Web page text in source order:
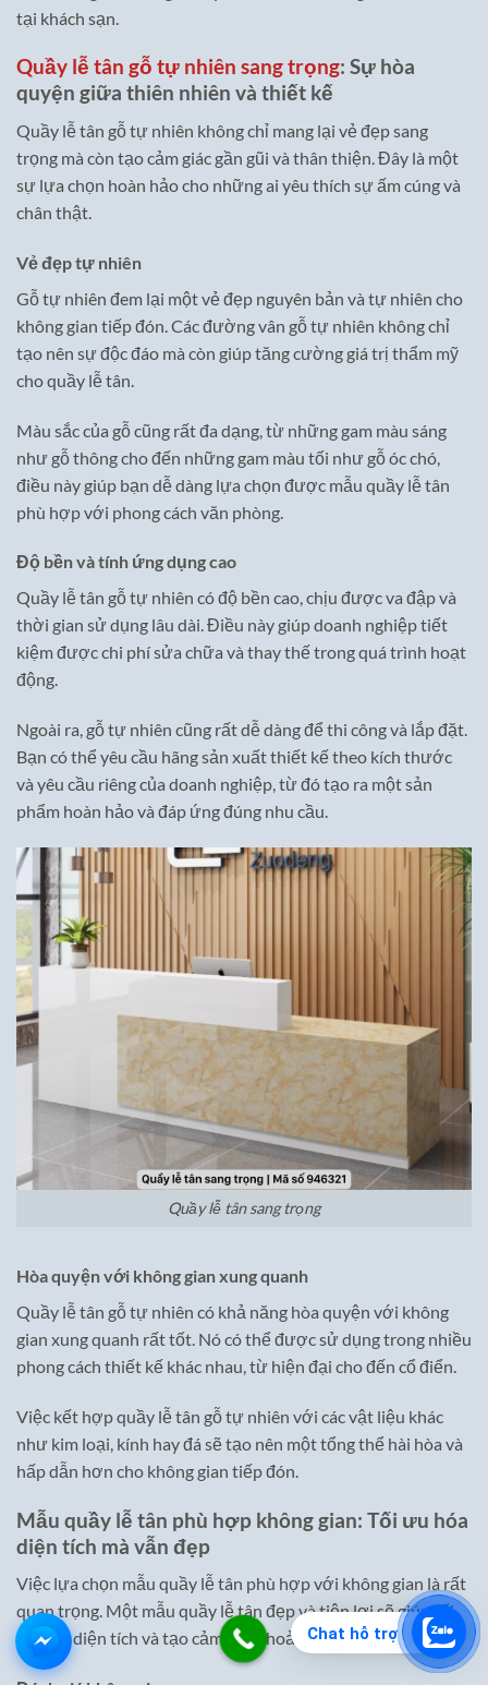
Chat hỗ trợ
tại khách sạn.
Quầy lễ tân gỗ tự nhiên sang trọng: Sự hòa
quyện giữa thiên nhiên và thiết kế
Quầy lễ tân gỗ tự nhiên không chỉ mang lại vẻ đẹp sang
trọng mà còn tạo cảm giác gần gũi và thân thiện. Đây là một
sự lựa chọn hoàn hảo cho những ai yêu thích sự ấm cúng và
chân thật.
Vẻ đẹp tự nhiên
Gỗ tự nhiên đem lại một vẻ đẹp nguyên bản và tự nhiên cho
không gian tiếp đón. Các đường vân gỗ tự nhiên không chỉ
tạo nên sự độc đáo mà còn giúp tăng cường giá trị thẩm mỹ
cho quầy lễ tân.
Màu sắc của gỗ cũng rất đa dạng, từ những gam màu sáng
như gỗ thông cho đến những gam màu tối như gỗ óc chó,
điều này giúp bạn dễ dàng lựa chọn được mẫu quầy lễ tân
phù hợp với phong cách văn phòng.
Độ bền và tính ứng dụng cao
Quầy lễ tân gỗ tự nhiên có độ bền cao, chịu được va đập và
thời gian sử dụng lâu dài. Điều này giúp doanh nghiệp tiết
kiệm được chi phí sửa chữa và thay thế trong quá trình hoạt
động.
Ngoài ra, gỗ tự nhiên cũng rất dễ dàng để thi công và lắp đặt.
Bạn có thể yêu cầu hãng sản xuất thiết kế theo kích thước
và yêu cầu riêng của doanh nghiệp, từ đó tạo ra một sản
phẩm hoàn hảo và đáp ứng đúng nhu cầu.
Quầy lễ tân sang trọng
Hòa quyện với không gian xung quanh
Quầy lễ tân gỗ tự nhiên có khả năng hòa quyện với không
gian xung quanh rất tốt. Nó có thể được sử dụng trong nhiều
phong cách thiết kế khác nhau, từ hiện đại cho đến cổ điển.
Việc kết hợp quầy lễ tân gỗ tự nhiên với các vật liệu khác
như kim loại, kính hay đá sẽ tạo nên một tổng thể hài hòa và
hấp dẫn hơn cho không gian tiếp đón.
Mẫu quầy lễ tân phù hợp không gian: Tối ưu hóa
diện tích mà vẫn đẹp
Việc lựa chọn mẫu quầy lễ tân phù hợp với không gian là rất
quan trọng. Một mẫu quầy lễ tân đẹp và tiện lợi sẽ giúp tối
ưu hóa diện tích và tạo cảm giác thoải mái cho khách hàng.